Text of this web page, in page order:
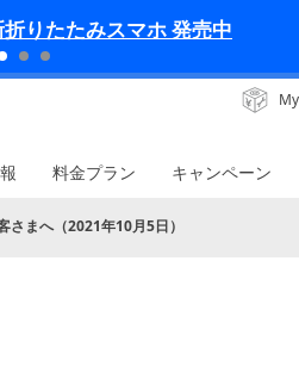
Pro 発売中
料金プラン キャンペーン
まへ（2021年10月5日）